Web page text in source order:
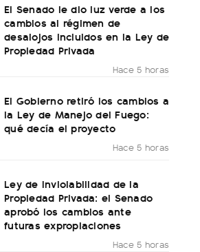
El Senado le dio luz verde a los
cambios al régimen de
desalojos incluidos en la Ley de
Propiedad Privada
Hace 5 horas
El Gobierno retiró los cambios a
la Ley de Manejo del Fuego:
qué decía el proyecto
Hace 5 horas
Ley de Inviolabilidad de la
Propiedad Privada: el Senado
aprobó los cambios ante
futuras expropiaciones
Hace 5 horas